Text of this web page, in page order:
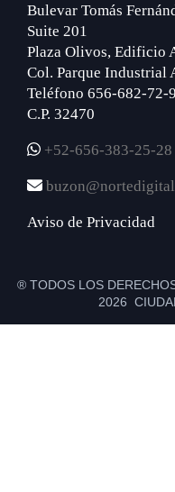
Bulevar Tomás
Suite 201
Plaza Olivos, Edificio
Col. Parque Industrial
Teléfono 656-682-72-
C.P. 32470
+52-656-383-25-28
Aviso de Privacidad
® TODOS LOS
2026